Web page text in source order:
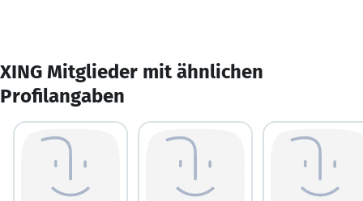
XING Mitglieder mit ähnlichen
Profilangaben